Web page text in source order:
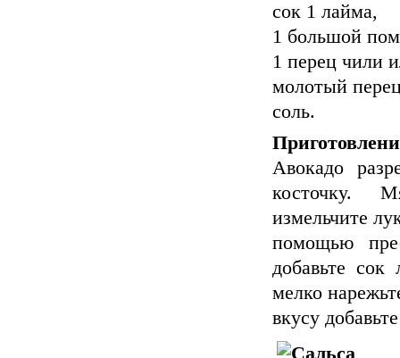
сок 1 лайма,
1 большой
1 перец чили
молотый
соль.
Авокадо
косточку.
измельчите
помощью
добавьте
мелко
вкусу